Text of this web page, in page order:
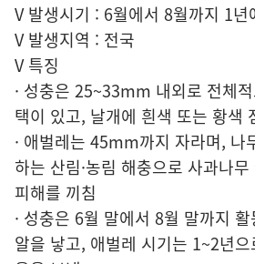
V 발생시기 : 6월에서 8월까지 1년
V 발생지역 : 전국
V 특징
· 성충은 25~33mm 내외로 전체
택이 있고, 날개에 흰색 또는 황색
· 애벌레는 45mm까지 자라며, 나
하는 산림·농림 해충으로 사과나
피해를 끼침
· 성충은 6월 말에서 8월 말까지
알을 낳고, 애벌레 시기는 1~2년